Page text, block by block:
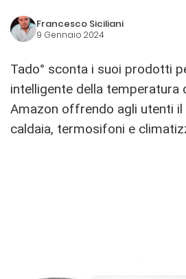
Francesco Siciliani
9 Gennaio 2024
Tado° sconta i suoi prodotti
intelligente della temperatura
Amazon offrendo agli utenti
caldaia, termosifoni e